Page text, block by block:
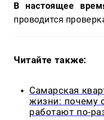
В настоящее
проводится
Читайте также:
Самарская
жизни: почему
работают по-